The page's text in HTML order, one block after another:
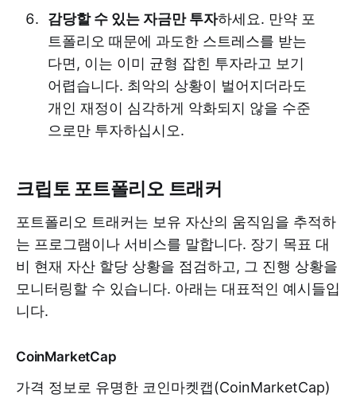
감당할 수 있는 자금만 투자하세요. 만약 포
트폴리오 때문에 과도한 스트레스를 받는
다면, 이는 이미 균형 잡힌 투자라고 보기
어렵습니다. 최악의 상황이 벌어지더라도
개인 재정이 심각하게 악화되지 않을 수준
으로만 투자하십시오.
크립토 포트폴리오 트래커
포트폴리오 트래커는 보유 자산의 움직임을 추적하
는 프로그램이나 서비스를 말합니다. 장기 목표 대
비 현재 자산 할당 상황을 점검하고, 그 진행 상황을
모니터링할 수 있습니다. 아래는 대표적인 예시들입
니다.
CoinMarketCap
가격 정보로 유명한 코인마켓캡(CoinMarketCap)